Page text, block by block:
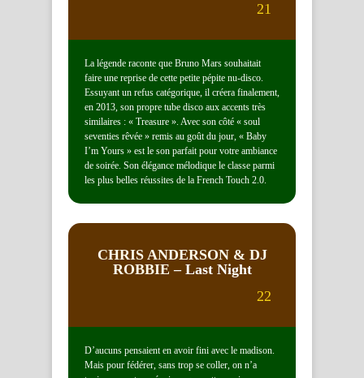
21
La légende raconte que Bruno Mars souhaitait
faire une reprise de cette petite pépite nu-disco.
Essuyant un refus catégorique, il créera finalement,
en 2013, son propre tube disco aux accents très
similaires : « Treasure ». Avec son côté « soul
seventies rêvée » remis au goût du jour, « Baby
I’m Yours » est le son parfait pour votre ambiance
de soirée. Son élégance mélodique le classe parmi
les plus belles réussites de la French Touch 2.0.
CHRIS ANDERSON & DJ
ROBBIE – Last Night
22
D’aucuns pensaient en avoir fini avec le madison.
Mais pour fédérer, sans trop se coller, on n’a